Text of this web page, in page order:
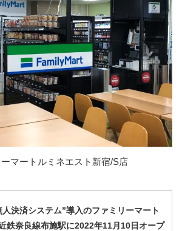
マートルミネエスト新宿/S店
人決済システム”導入のファミリーマート
鉄奈良線布施駅に2022年11月10日オープ